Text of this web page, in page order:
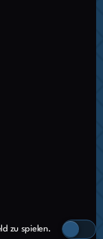
zu spielen.